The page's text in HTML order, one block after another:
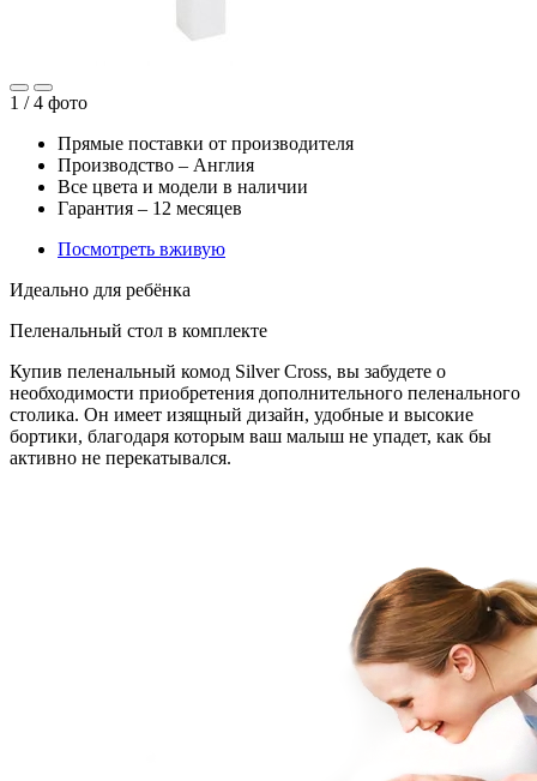
1 / 4 фото
Прямые поставки от производителя
Производство – Англия
Все цвета и модели в наличии
Гарантия – 12 месяцев
Посмотреть вживую
Идеально для ребёнка
Пеленальный стол в комплекте
Купив пеленальный комод Silver Cross, вы забудете о
необходимости приобретения дополнительного пеленального
столика. Он имеет изящный дизайн, удобные и высокие
бортики, благодаря которым ваш малыш не упадет, как бы
активно не перекатывался.